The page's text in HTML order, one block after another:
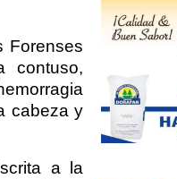
Forenses
contuso,
cabeza y
a la